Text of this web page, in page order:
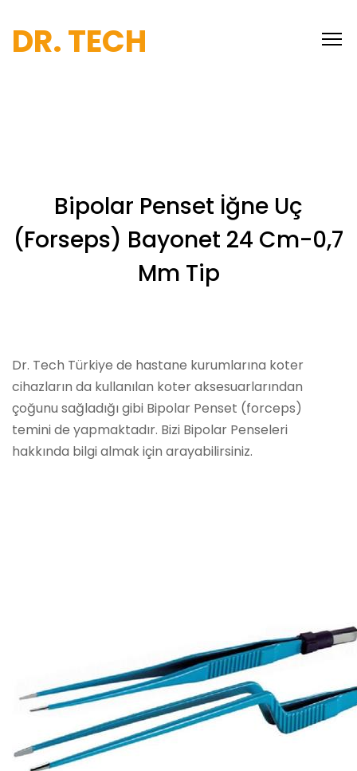
DR. TECH
Bipolar Penset İğne Uç
(Forseps) Bayonet 24 Cm-0,7
Mm Tip
Dr. Tech Türkiye de hastane kurumlarına koter
cihazların da kullanılan koter aksesuarlarından
çoğunu sağladığı gibi Bipolar Penset (forceps)
temini de yapmaktadır. Bizi Bipolar Penseleri
hakkında bilgi almak için arayabilirsiniz.